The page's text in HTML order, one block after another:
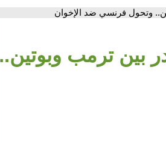
وتحول فرنسي ضد الإخوان
بين ترمب وبوتين..